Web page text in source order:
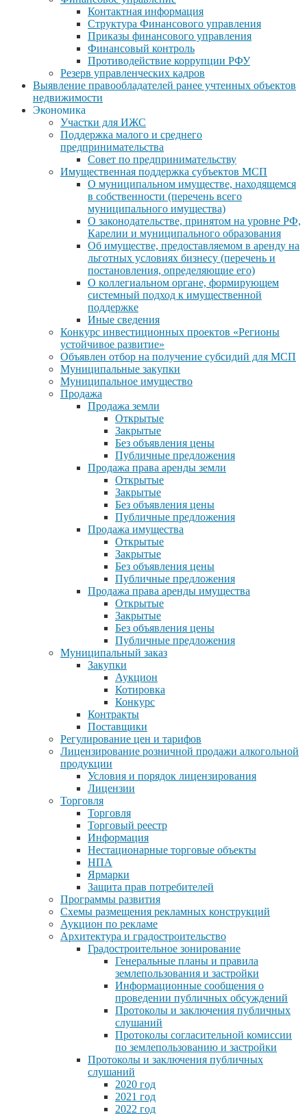
Контактная информация
Структура Финансового управления
Приказы финансового управления
Финансовый контроль
Противодействие коррупции РФУ
Резерв управленческих кадров
Выявление правообладателей ранее учтенных объектов
недвижимости
Экономика
Участки для ИЖС
Поддержка малого и среднего
предпринимательства
Совет по предпринимательству
Имущественная поддержка субъектов МСП
О муниципальном имуществе, находящемся
в собственности (перечень всего
муниципального имущества)
О законодательстве, принятом на уровне РФ,
Карелии и муниципального образования
Об имуществе, предоставляемом в аренду на
льготных условиях бизнесу (перечень и
постановления, определяющие его)
О коллегиальном органе, формирующем
системный подход к имущественной
поддержке
Иные сведения
Конкурс инвестиционных проектов «Регионы
устойчивое развитие»
Объявлен отбор на получение субсидий для МСП
Муниципальные закупки
Муниципальное имущество
Продажа
Продажа земли
Открытые
Закрытые
Без объявления цены
Публичные предложения
Продажа права аренды земли
Открытые
Закрытые
Без объявления цены
Публичные предложения
Продажа имущества
Открытые
Закрытые
Без объявления цены
Публичные предложения
Продажа права аренды имущества
Открытые
Закрытые
Без объявления цены
Публичные предложения
Муниципальный заказ
Закупки
Аукцион
Котировка
Конкурс
Контракты
Поставщики
Регулирование цен и тарифов
Лицензирование розничной продажи алкогольной
продукции
Условия и порядок лицензирования
Лицензии
Торговля
Торговля
Торговый реестр
Информация
Нестационарные торговые объекты
НПА
Ярмарки
Защита прав потребителей
Программы развития
Схемы размещения рекламных конструкций
Аукцион по рекламе
Архитектура и градостроительство
Градостроительное зонирование
Генеральные планы и правила
землепользования и застройки
Информационные сообщения о
проведении публичных обсуждений
Протоколы и заключения публичных
слушаний
Протоколы согласительной комиссии
по землепользованию и застройки
Протоколы и заключения публичных
слушаний
2020 год
2021 год
2022 год